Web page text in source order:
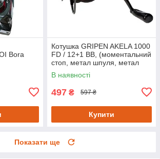
Bora
Котушка GRIPEN AKELA 1000
FD / 12+1 BB, (моментальний
стоп, метал шпуля, метал
ручка)
В наявності
497 ₴ 597 ₴
Купити
Показати ще